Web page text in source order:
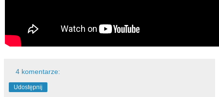
4 komentarze:
Udostępnij